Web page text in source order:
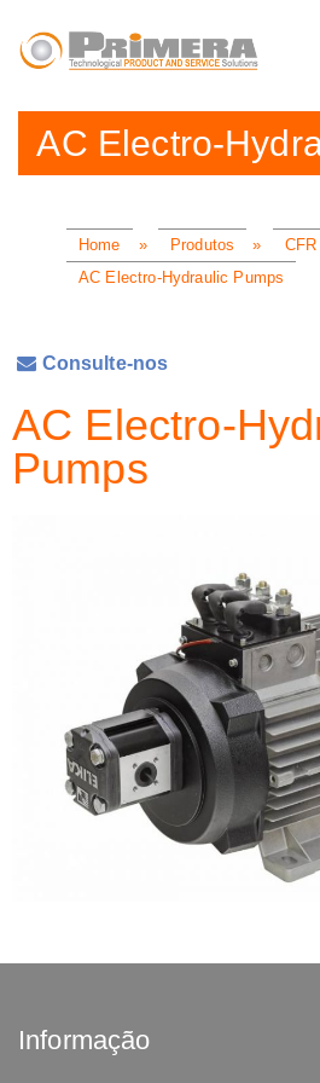
AC Electro-
Home » Produtos » CFR
AC Electro-Hydraulic Pumps
Consulte-nos
AC Electro-
Pumps
Informação